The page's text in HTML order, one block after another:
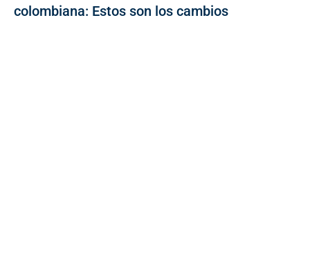
colombiana: Estos son los cambios